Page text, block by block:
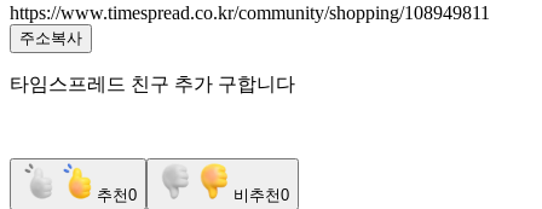
https://www.timespread.co.kr/community/shopping/108949811
주소복사
타임스프레드 친구 추가 구합니다
추천0 비추천0